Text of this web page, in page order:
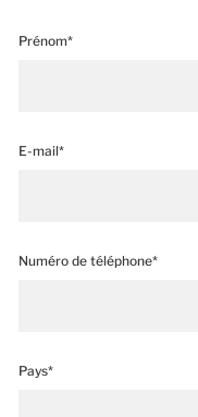
Prénom*
E-mail*
Numéro de téléphone*
Pays*